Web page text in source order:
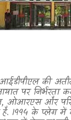
आईडीपीएल की
पर निर्भरता
,ओआरएस और
है. 1994 के प्लेग